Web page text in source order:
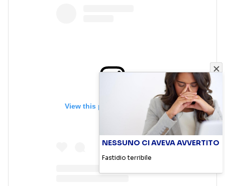
View this post on Instagram
NESSUNO CI AVEVA AVVERTITO
Fastidio terribile